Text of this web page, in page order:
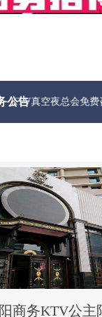
公告
会免费咨询1312